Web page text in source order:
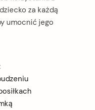
za każdą
umocnić jego